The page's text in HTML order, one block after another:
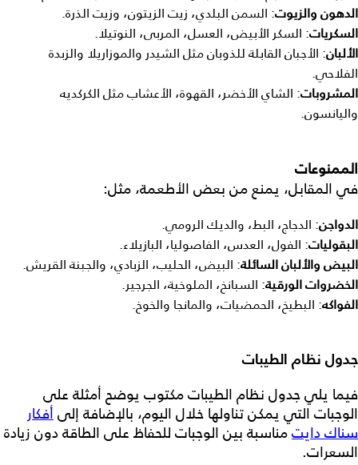
الدهون والزيوت: السمن البلدي، زيت الزيتون، وزيت الذرة.
السكريات: السكر الأبيض، العسل، المربى، النوتيلا.
الألبان: الأجبان القابلة للذوبان مثل الشيدر والموزاريلا والزبدة
الفلاحي.
المشروبات: الشاي الأخضر، القهوة، الأعشاب مثل الكركديه
واليانسون.
الممنوعات
في المقابل، يمنع من بعض الأطعمة، مثل:
الدواجن: الدجاج، البط، والديك الرومي.
البقوليات: الفول، العدس، الفاصوليا، البازيلاء.
البيض والألبان السائلة: البيض، الحليب، الزبادي، والجبنة القريش.
الخضروات الورقية: السبانخ، الملوخية، الجرجير.
الفواكه: البطيخ، الحمضيات، والمانجا والخوخ.
جدول نظام الطيبات
فيما يلي جدول نظام الطيبات مكتوب يوضح أمثلة على
الوجبات التي يمكن تناولها خلال اليوم، بالإضافة إلىأفكار
سناك دايتمناسبة بين الوجبات للحفاظ على الطاقة دون زيادة
السعرات.